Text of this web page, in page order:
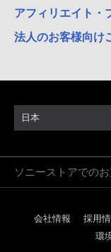
アフィリエイト・
法人のお客様向け
日本
ソニーストアでの
会社情報 採用
環